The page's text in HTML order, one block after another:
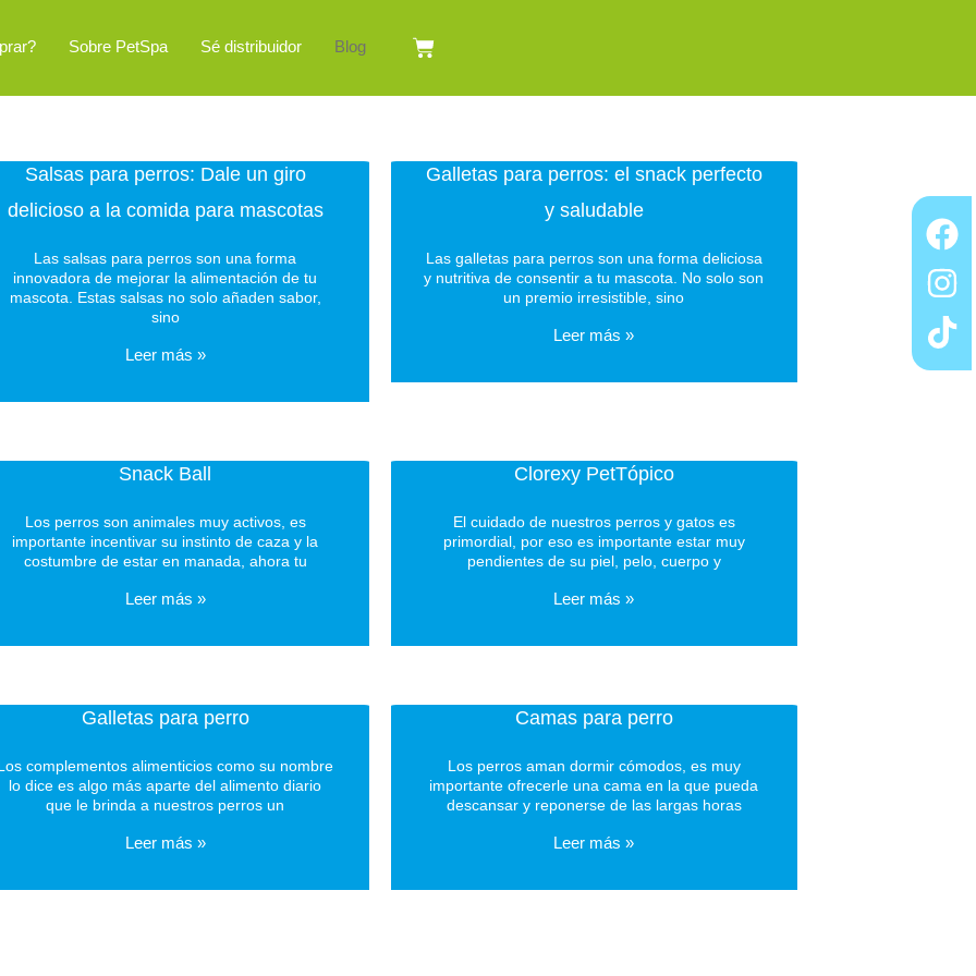
Sobre PetSpa Sé distribuidor Blog Cart
Salsas para perros: Dale un giro
delicioso a la comida para mascotas
Las salsas para perros son una forma
innovadora de mejorar la alimentación de tu
mascota. Estas salsas no solo añaden sabor,
sino
Leer más »
Galletas para perros: el snack perfecto
y saludable
Las galletas para perros son una forma deliciosa
y nutritiva de consentir a tu mascota. No solo son
un premio irresistible, sino
Leer más »
Snack Ball
Los perros son animales muy activos, es
importante incentivar su instinto de caza y la
costumbre de estar en manada, ahora tu
Leer más »
Clorexy PetTópico
El cuidado de nuestros perros y gatos es
primordial, por eso es importante estar muy
pendientes de su piel, pelo, cuerpo y
Leer más »
Galletas para perro
complementos alimenticios como su nombre
lo dice es algo más aparte del alimento diario
que le brinda a nuestros perros un
Leer más »
Camas para perro
Los perros aman dormir cómodos, es muy
importante ofrecerle una cama en la que pueda
descansar y reponerse de las largas horas
Leer más »